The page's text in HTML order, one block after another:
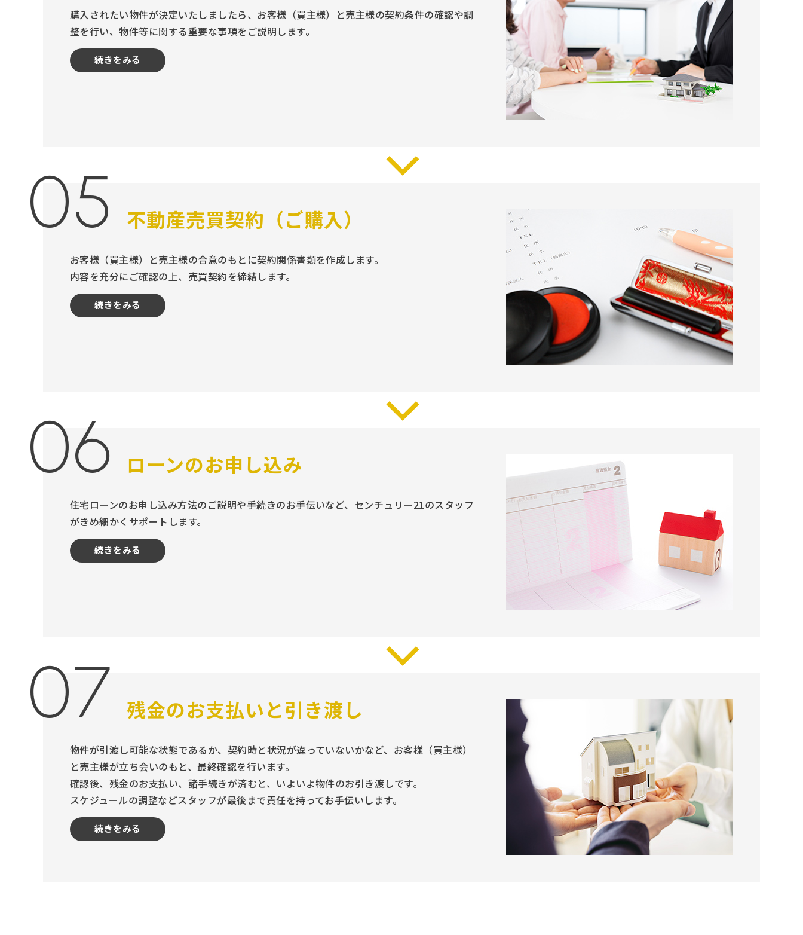
購入されたい物件が決定いたしましたら、お客様（買主様）と売主様の契約条件の確認や調
整を行い、物件等に関する重要な事項をご説明します。
続きをみる
05 不動産売買契約（ご購入）
お客様（買主様）と売主様の合意のもとに契約関係書類を作成します。
内容を充分にご確認の上、売買契約を締結します。
続きをみる
06 ローンのお申し込み
住宅ローンのお申し込み方法のご説明や手続きのお手伝いなど、センチュリー21のスタッフ
がきめ細かくサポートします。
続きをみる
07 残金のお支払いと引き渡し
物件が引渡し可能な状態であるか、契約時と状況が違っていないかなど、お客様（買主様）
と売主様が立ち会いのもと、最終確認を行います。
確認後、残金のお支払い、諸手続きが済むと、いよいよ物件のお引き渡しです。
スケジュールの調整などスタッフが最後まで責任を持ってお手伝いします。
続きをみる